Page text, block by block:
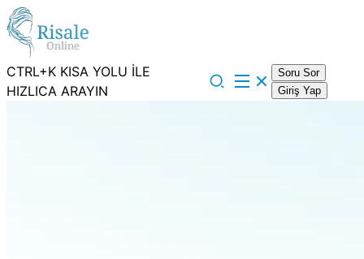
CTRL+K KISA YOLU İLE
HIZLICA ARAYIN
Soru Sor
Giriş Yap